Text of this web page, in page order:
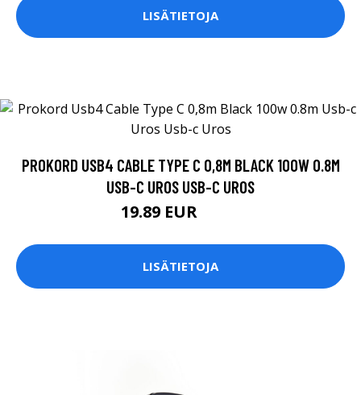
LISÄTIETOJA
PROKORD USB4 CABLE TYPE C 0,8M BLACK 100W 0.8M
USB-C UROS USB-C UROS
19.89 EUR
LISÄTIETOJA